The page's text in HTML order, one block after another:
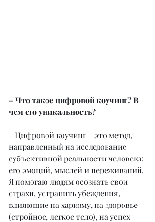
– Что такое цифровой коучинг? В
чем его уникальность?
– Цифровой коучинг – это метод,
направленный на исследование
субъективной реальности человека:
его эмоций, мыслей и переживаний.
Я помогаю людям осознать свои
страхи, устранить убеждения,
влияющие на харизму, на здоровье
(стройное, легкое тело), на успех